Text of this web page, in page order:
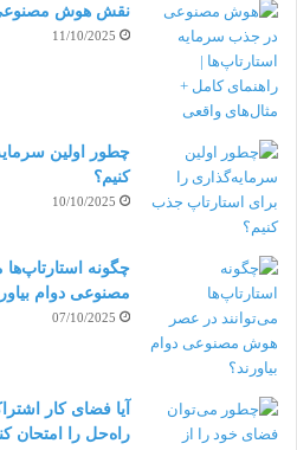
برای افزایش کلی تعداد
خصوصاً زمانی که می‌خواهید
دانلود پیشنهادات خود بکنید.
این است که محتوای کمتری
مخاطبان را کاهش می‌دهند.
لندینگ پیج طولانی (
pages
)
از این صفحات بیشتر برای
می‌شود. اگر کالا یا خدمتی با
(مثل دوره‌های آنلاین،
نقش هوش مصنوعی
11/10/2025
چطور اولین
کنیم؟
10/10/2025
چگونه
مصنوعی دوام
07/10/2025
آیا فضای کار
راه‌حل را امتحان